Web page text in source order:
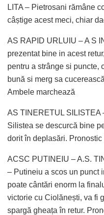
LITA – Pietrosani rămâne
câștige acest meci, chiar
AS RAPID URLUIU – A S
prezentat bine in acest
pentru a strânge si puncte,
bună si merg sa
Ambele marchează
AS TINERETUL SILISTEA
Silistea se descurcă bine
dorit în deplasări. Pronostic
ACSC PUTINEIU – A.S.
– Putineiu a scos un punct
poate cântări enorm la
victorie cu Ciolănești, va fi
spargă gheața în retur.